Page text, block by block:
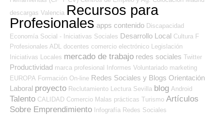
descargas Valencia Recursos para
Profesionales apps contenido Discapacidad
Economía Social - Iniciativas Sociales Desarrollo Local Cultura F
Profesionales ADL docentes comercio electrónico Legislación
Iniciativas Locales mercado de trabajo redes sociales Twitter
Productividad marca profesional Informes Voluntariado marketing
EUROPA Formación On-line Redes Sociales y Blogs Orientación
Laboral proyecto Reclutamiento Lectura Sevilla blog Android
Talento CALIDAD Comercio Malas prácticas Turismo Artículos
Sobre Emprendimiento Infografía Redes Sociales